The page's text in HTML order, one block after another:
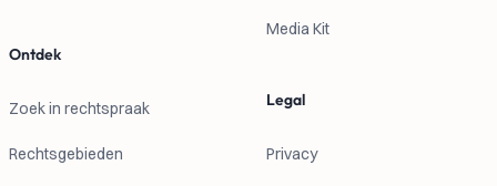
Ontdek
Zoek in rechtspraak
Rechtsgebieden
Media Kit
Legal
Privacy